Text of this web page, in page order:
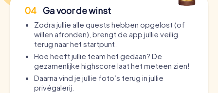
04 Ga voor de winst
Zodra jullie alle quests hebben opgelost (of
willen afronden), brengt de app jullie veilig
terug naar het startpunt.
Hoe heeft jullie team het gedaan? De
gezamenlijke highscore laat het meteen zien!
Daarna vind je jullie foto’s terug in jullie
privégalerij.